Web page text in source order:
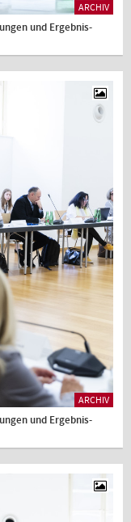
ARCHIV
und Ergebnis-
ARCHIV
und Ergebnis-